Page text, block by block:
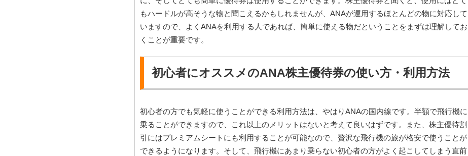
もハードルが高そうな物と聞こえるかもしれませんが、ANAが運用するほとんどの物に対応して
いますので、よくANAを利用する人であれば、簡単に使える物だということをまずは理解してお
くことが重要です。
初心者にオススメのANA株主優待券の使い方・利用方法
初心者の方でも気軽に使うことができる利用方法は、やはりANAの国内線です。半額で飛行機に
乗ることができますので、これ以上のメリットはないと考えて良いはずです。また、株主優待割
引にはプレミアムシートにも利用することが可能なので、贅沢な飛行機の旅が格安で使うことが
できるようになります。そして、飛行機にあまり乗らない初心者の方がよく起こしてしまう直前